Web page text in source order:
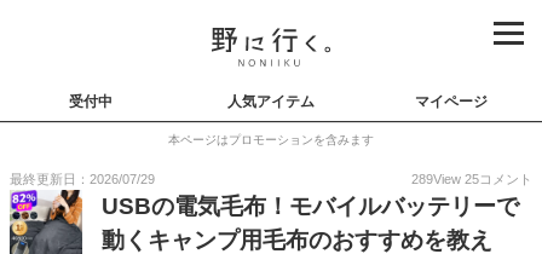
受付中 人気アイテム マイページ
本ページはプロモーションを含みます
最終更新日：2026/07/29 289View 25コメント
USBの電気毛布！モバイルバッテリーで
動くキャンプ用毛布のおすすめを教え